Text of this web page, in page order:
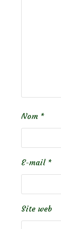
Nom *
E-mail *
Site web